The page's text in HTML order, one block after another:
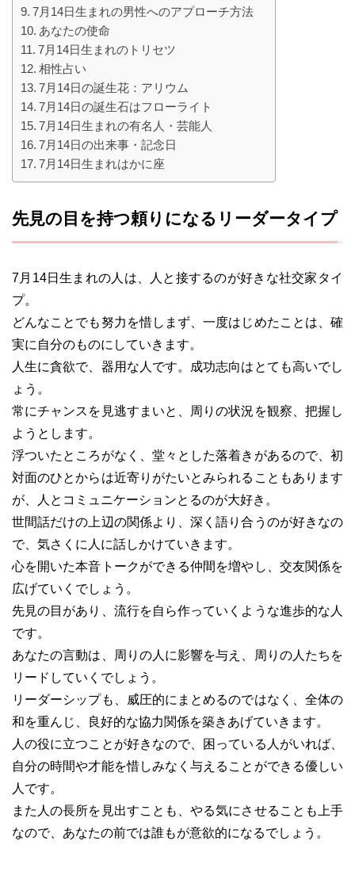
7月14日生まれの男性へのアプローチ方法
あなたの使命
7月14日生まれのトリセツ
相性占い
7月14日の誕生花：アリウム
7月14日の誕生石はフローライト
7月14日生まれの有名人・芸能人
7月14日の出来事・記念日
7月14日生まれはかに座
先見の目を持つ頼りになるリーダータイプ
7月14日生まれの人は、人と接するのが好きな社交家タイ
プ。
どんなことでも努力を惜しまず、一度はじめたことは、確
実に自分のものにしていきます。
人生に貪欲で、器用な人です。成功志向はとても高いでし
ょう。
常にチャンスを見逃すまいと、周りの状況を観察、把握し
ようとします。
浮ついたところがなく、堂々とした落着きがあるので、初
対面のひとからは近寄りがたいとみられることもあります
が、人とコミュニケーションとるのが大好き。
世間話だけの上辺の関係より、深く語り合うのが好きなの
で、気さくに人に話しかけていきます。
心を開いた本音トークができる仲間を増やし、交友関係を
広げていくでしょう。
先見の目があり、流行を自ら作っていくような進歩的な人
です。
あなたの言動は、周りの人に影響を与え、周りの人たちを
リードしていくでしょう。
リーダーシップも、威圧的にまとめるのではなく、全体の
和を重んじ、良好的な協力関係を築きあげていきます。
人の役に立つことが好きなので、困っている人がいれば、
自分の時間や才能を惜しみなく与えることができる優しい
人です。
また人の長所を見出すことも、やる気にさせることも上手
なので、あなたの前では誰もが意欲的になるでしょう。